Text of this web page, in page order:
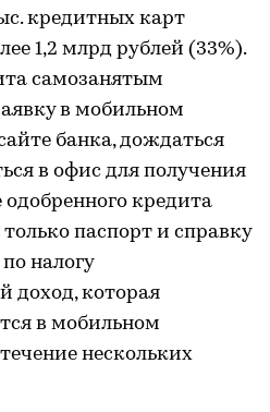
кредитных карт
1,2 млрд рублей (33%).
самозанятым
в мобильном
банка, дождаться
в офис для получения
кредита
паспорт и справку
налогу
доход, которая
в мобильном
нескольких